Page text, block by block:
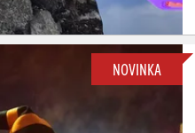
NOVINKA